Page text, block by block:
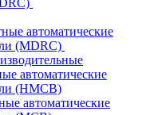
автоматические
(MDRC)
автоматические
(HMCB)
автоматические